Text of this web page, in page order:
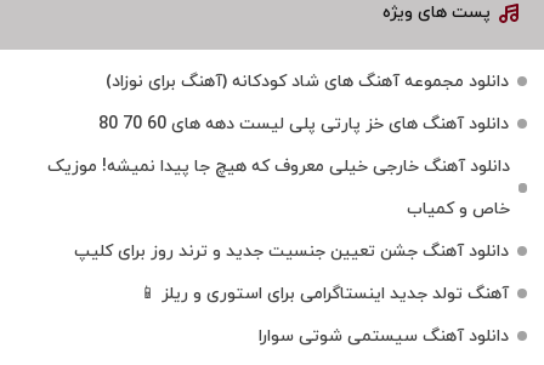
پست های ویژه
دانلود مجموعه آهنگ های شاد کودکانه (آهنگ برای نوزاد)
دانلود آهنگ های خز پارتی پلی لیست دهه های 60 70 80
دانلود آهنگ خارجی خیلی معروف که هیچ جا پیدا نمیشه! موزیک
خاص و کمیاب
دانلود آهنگ جشن تعیین جنسیت جدید و ترند روز برای کلیپ
آهنگ تولد جدید اینستاگرامی برای استوری و ریلز 📱
دانلود آهنگ سیستمی شوتی سوارا